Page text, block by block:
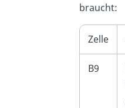
braucht:
Zelle
B9